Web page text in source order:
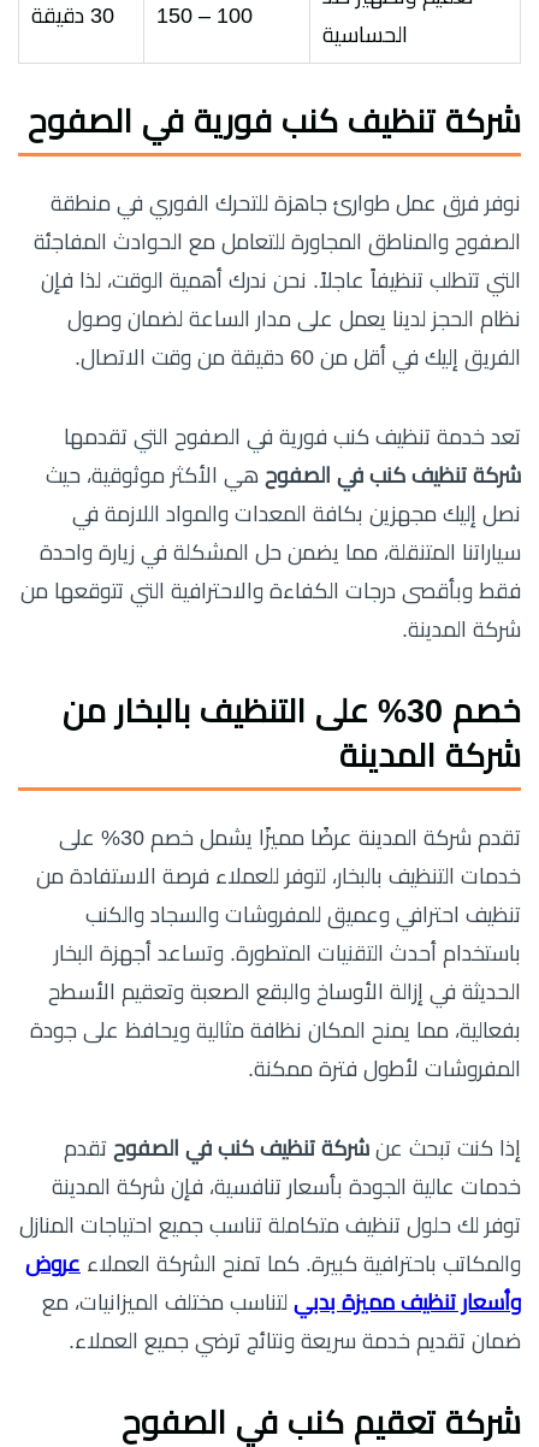
الحساسية
100 – 150 30 دقيقة
شركة تنظيف كنب فورية في الصفوح
نوفر فرق عمل طوارئ جاهزة للتحرك الفوري في منطقة
الصفوح والمناطق المجاورة للتعامل مع الحوادث المفاجئة
التي تتطلب تنظيفاً عاجلاً. نحن ندرك أهمية الوقت، لذا فإن
نظام الحجز لدينا يعمل على مدار الساعة لضمان وصول
الفريق إليك في أقل من 60 دقيقة من وقت الاتصال.
تعد خدمة تنظيف كنب فورية في الصفوح التي تقدمها
شركة تنظيف كنب في الصفوح هي الأكثر موثوقية، حيث
نصل إليك مجهزين بكافة المعدات والمواد اللازمة في
سياراتنا المتنقلة، مما يضمن حل المشكلة في زيارة واحدة
فقط وبأقصى درجات الكفاءة والاحترافية التي تتوقعها من
شركة المدينة.
خصم 30% على التنظيف بالبخار من
شركة المدينة
تقدم شركة المدينة عرضًا مميزًا يشمل خصم 30% على
خدمات التنظيف بالبخار، لتوفر للعملاء فرصة الاستفادة من
تنظيف احترافي وعميق للمفروشات والسجاد والكنب
باستخدام أحدث التقنيات المتطورة. وتساعد أجهزة البخار
الحديثة في إزالة الأوساخ والبقع الصعبة وتعقيم الأسطح
بفعالية، مما يمنح المكان نظافة مثالية ويحافظ على جودة
المفروشات لأطول فترة ممكنة.
إذا كنت تبحث عن شركة تنظيف كنب في الصفوح تقدم
خدمات عالية الجودة بأسعار تنافسية، فإن شركة المدينة
توفر لك حلول تنظيف متكاملة تناسب جميع احتياجات المنازل
والمكاتب باحترافية كبيرة. كما تمنح الشركة العملاء عروض
وأسعار تنظيف مميزة بدبي لتناسب مختلف الميزانيات، مع
ضمان تقديم خدمة سريعة ونتائج ترضي جميع العملاء.
شركة تعقيم كنب في الصفوح